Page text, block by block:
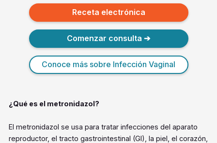
Receta electrónica
Comenzar consulta ➔
Conoce más sobre Infección Vaginal
¿Qué es el metronidazol?
El metronidazol se usa para tratar infecciones del aparato
reproductor, el tracto gastrointestinal (GI), la piel, el corazón,